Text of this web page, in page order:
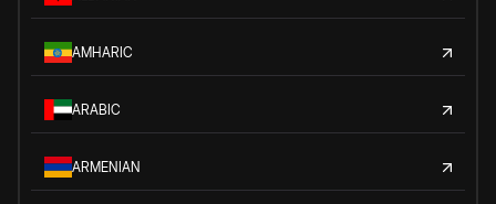
AMHARIC
ARABIC
ARMENIAN